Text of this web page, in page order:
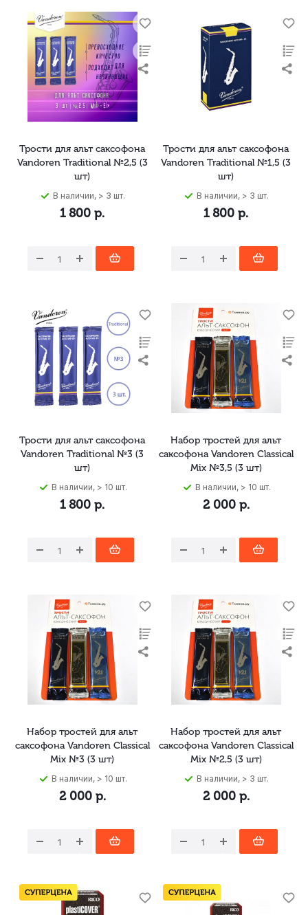
Трости для альт саксофона
Vandoren Traditional №2,5 (3
шт)
В наличии, > 3 шт.
1 800 р.
Трости для альт саксофона
Vandoren Traditional №1,5 (3
шт)
В наличии, > 3 шт.
1 800 р.
Трости для альт саксофона
Vandoren Traditional №3 (3
шт)
В наличии, > 10 шт.
1 800 р.
Набор тростей для альт
саксофона Vandoren Classical
Mix №3,5 (3 шт)
В наличии, > 10 шт.
2 000р.
Набор тростей для альт
саксофона Vandoren Classical
Mix №3 (3 шт)
В наличии, > 10 шт.
2 000р.
Набор тростей для альт
саксофона Vandoren Classical
Mix №2,5 (3 шт)
В наличии, > 3 шт.
2 000р.